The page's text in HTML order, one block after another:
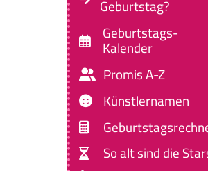
Geburtstag?
Geburtstags-
Kalender
Promis A-Z
Künstlernamen
So alt sind die